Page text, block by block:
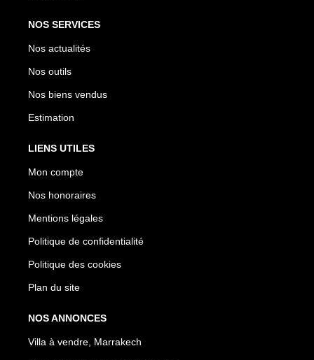
NOS SERVICES
Nos actualités
Nos outils
Nos biens vendus
Estimation
LIENS UTILES
Mon compte
Nos honoraires
Mentions légales
Politique de confidentialité
Politique des cookies
Plan du site
NOS ANNONCES
Villa à vendre, Marrakech